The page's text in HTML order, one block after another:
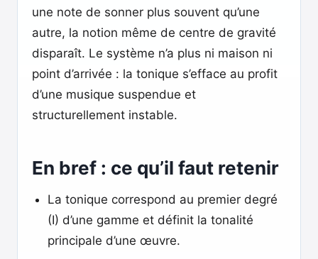
une note de sonner plus souvent qu’une
autre, la notion même de centre de gravité
disparaît. Le système n’a plus ni maison ni
point d’arrivée : la tonique s’efface au profit
d’une musique suspendue et
structurellement instable.
En bref : ce qu’il faut retenir
La tonique correspond au premier degré
(I) d’une gamme et définit la tonalité
principale d’une œuvre.